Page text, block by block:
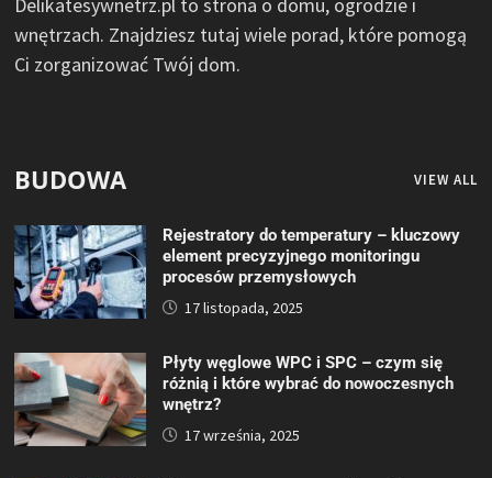
wnętrzach. Znajdziesz tutaj wiele porad, które pomogą
Ci zorganizować Twój dom.
BUDOWA VIEW ALL
Rejestratory do temperatury – kluczowy
element precyzyjnego monitoringu
procesów przemysłowych
17 listopada, 2025
Płyty węglowe WPC i SPC – czym się
różnią i które wybrać do nowoczesnych
wnętrz?
17 września, 2025